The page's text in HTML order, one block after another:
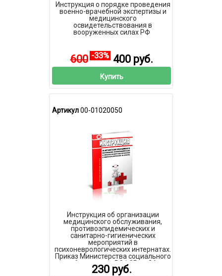
Инструкция о порядке проведения
военно-врачебной экспертизы и
медицинского
освидетельствования в
вооруженных силах РФ
600 -33%400 руб.
Купить
Артикул00-01020050
Инструкция об организации
медицинского обслуживания,
противоэпидемических и
санитарно-гигиенических
мероприятий в
психоневрологических интернатах.
Приказ Министерства социального
обеспечения РСФСР от 24
сентября 1981 г. N 109
230 руб.